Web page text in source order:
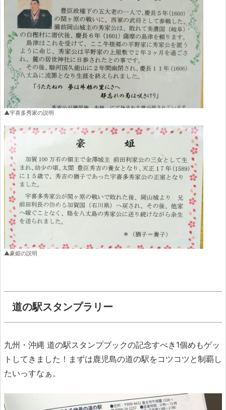
▲宇喜多秀家の説明
▲豪姫の説明
道の駅スタンプラリー
九州・沖縄 道の駅スタンプブックの記念すべき1個めもゲッ
トしてきました！まずは鹿児島の道の駅をコツコツと制覇し
たいっすなぁ。